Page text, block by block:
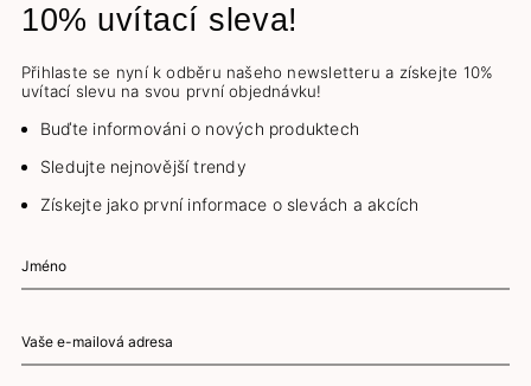
10% uvítací sleva!
Přihlaste se nyní k odběru našeho newsletteru a získejte 10%
uvítací slevu na svou první objednávku!
Buďte informováni o nových produktech
Sledujte nejnovější trendy
Získejte jako první informace o slevách a akcích